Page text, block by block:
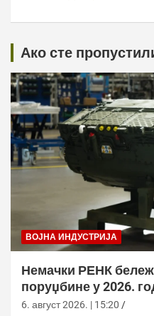
Ако сте
ВОЈНА ИНДУСТРИЈА
Немачки РЕНК
поруџбине у 2026.
6. август 2026. | 15:20